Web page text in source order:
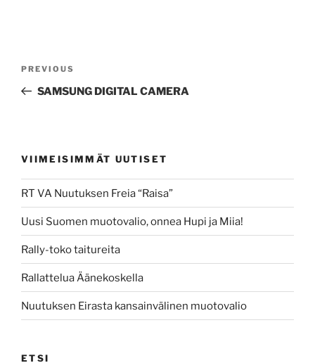
Previous
Post
PREVIOUS
SAMSUNG DIGITAL CAMERA
VIIMEISIMMÄT UUTISET
RT VA Nuutuksen Freia “Raisa”
Uusi Suomen muotovalio, onnea Hupi ja Miia!
Rally-toko taitureita
Rallattelua Äänekoskella
Nuutuksen Eirasta kansainvälinen muotovalio
ETSI